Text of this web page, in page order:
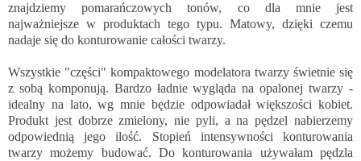
znajdziemy pomarańczowych tonów, co dla mnie jest
najważniejsze w produktach tego typu. Matowy, dzięki czemu
nadaje się do konturowanie całości twarzy.
Wszystkie "części" kompaktowego modelatora twarzy świetnie się
z sobą komponują. Bardzo ładnie wygląda na opalonej twarzy -
idealny na lato, wg mnie będzie odpowiadał większości kobiet.
Produkt jest dobrze zmielony, nie pyli, a na pędzel nabierzemy
odpowiednią jego ilość. Stopień intensywności konturowania
twarzy możemy budować. Do konturowania używałam pędzla